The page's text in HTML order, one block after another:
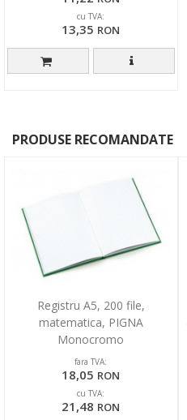
cu TVA:
13,35 RON
PRODUSE RECOMANDATE
Registru A5, 200 file,
matematica, PIGNA
Monocromo
fara TVA:
18,05 RON
cu TVA:
21,48 RON